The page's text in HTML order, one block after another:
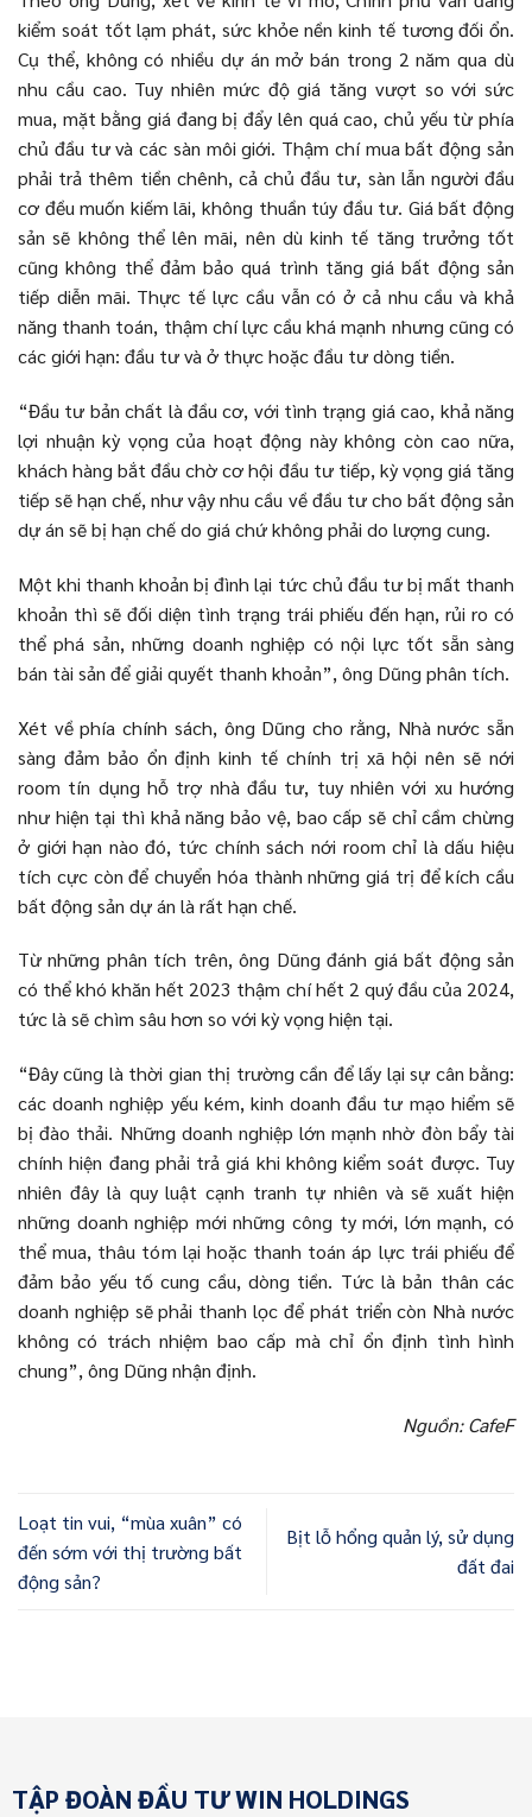
kiểm soát tốt lạm phát, sức khỏe nền kinh tế tương đối ổn.
Cụ thể, không có nhiều dự án mở bán trong 2 năm qua dù
nhu cầu cao. Tuy nhiên mức độ giá tăng vượt so với sức
mua, mặt bằng giá đang bị đẩy lên quá cao, chủ yếu từ phía
chủ đầu tư và các sàn môi giới. Thậm chí mua bất động sản
phải trả thêm tiền chênh, cả chủ đầu tư, sàn lẫn người đầu
cơ đều muốn kiếm lãi, không thuần túy đầu tư. Giá bất động
sản sẽ không thể lên mãi, nên dù kinh tế tăng trưởng tốt
cũng không thể đảm bảo quá trình tăng giá bất động sản
tiếp diễn mãi. Thực tế lực cầu vẫn có ở cả nhu cầu và khả
năng thanh toán, thậm chí lực cầu khá mạnh nhưng cũng có
các giới hạn: đầu tư và ở thực hoặc đầu tư dòng tiền.
“Đầu tư bản chất là đầu cơ, với tình trạng giá cao, khả năng
lợi nhuận kỳ vọng của hoạt động này không còn cao nữa,
khách hàng bắt đầu chờ cơ hội đầu tư tiếp, kỳ vọng giá tăng
tiếp sẽ hạn chế, như vậy nhu cầu về đầu tư cho bất động sản
dự án sẽ bị hạn chế do giá chứ không phải do lượng cung.
Một khi thanh khoản bị đình lại tức chủ đầu tư bị mất thanh
khoản thì sẽ đối diện tình trạng trái phiếu đến hạn, rủi ro có
thể phá sản, những doanh nghiệp có nội lực tốt sẵn sàng
bán tài sản để giải quyết thanh khoản”, ông Dũng phân tích.
Xét về phía chính sách, ông Dũng cho rằng, Nhà nước sẵn
sàng đảm bảo ổn định kinh tế chính trị xã hội nên sẽ nới
room tín dụng hỗ trợ nhà đầu tư, tuy nhiên với xu hướng
như hiện tại thì khả năng bảo vệ, bao cấp sẽ chỉ cầm chừng
ở giới hạn nào đó, tức chính sách nới room chỉ là dấu hiệu
tích cực còn để chuyển hóa thành những giá trị để kích cầu
bất động sản dự án là rất hạn chế.
Từ những phân tích trên, ông Dũng đánh giá bất động sản
có thể khó khăn hết 2023 thậm chí hết 2 quý đầu của 2024,
tức là sẽ chìm sâu hơn so với kỳ vọng hiện tại.
“Đây cũng là thời gian thị trường cần để lấy lại sự cân bằng:
các doanh nghiệp yếu kém, kinh doanh đầu tư mạo hiểm sẽ
bị đào thải. Những doanh nghiệp lớn mạnh nhờ đòn bẩy tài
chính hiện đang phải trả giá khi không kiểm soát được. Tuy
nhiên đây là quy luật cạnh tranh tự nhiên và sẽ xuất hiện
những doanh nghiệp mới những công ty mới, lớn mạnh, có
thể mua, thâu tóm lại hoặc thanh toán áp lực trái phiếu để
đảm bảo yếu tố cung cầu, dòng tiền. Tức là bản thân các
doanh nghiệp sẽ phải thanh lọc để phát triển còn Nhà nước
không có trách nhiệm bao cấp mà chỉ ổn định tình hình
chung”, ông Dũng nhận định.
Nguồn: CafeF
Loạt tin vui, “mùa xuân” có
đến sớm với thị trường bất
động sản?
Bịt lỗ hổng quản lý, sử dụng
đất đai
TẬP ĐOÀN ĐẦU TƯ WIN HOLDINGS